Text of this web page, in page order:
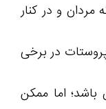
مردان و در کنار
در برخی
اما ممکن